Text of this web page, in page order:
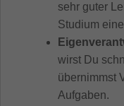
sehr guter
Studium
wirst Du
übernimmst
Aufgaben.